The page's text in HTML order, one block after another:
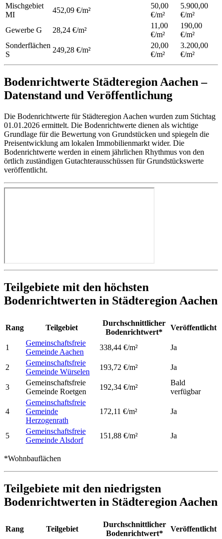
Mischgebiet
MI
452,09 €/m²
50,00
€/m²
5.900,00
€/m²
Gewerbe G 28,24 €/m²
11,00
€/m²
190,00
€/m²
Sonderflächen
S
249,28 €/m²
20,00
€/m²
3.200,00
€/m²
Bodenrichtwerte Städteregion Aachen –
Datenstand und Veröffentlichung
Die Bodenrichtwerte für Städteregion Aachen wurden zum Stichtag
01.01.2026 ermittelt. Die Bodenrichtwerte dienen als wichtige
Grundlage für die Bewertung von Grundstücken und spiegeln die
Preisentwicklung am lokalen Immobilienmarkt wider. Die
Bodenrichtwerte werden in einem jährlichen Rhythmus von den
örtlich zuständigen Gutachterausschüssen für Grundstückswerte
veröffentlicht.
Teilgebiete mit den höchsten
Bodenrichtwerten in Städteregion Aachen
Rang Teilgebiet
Durchschnittlicher
Bodenrichtwert*
Veröffentlicht
1
Gemeinschaftsfreie
Gemeinde Aachen
338,44 €/m² Ja
2
Gemeinschaftsfreie
Gemeinde Würselen
193,72 €/m² Ja
3
Gemeinschaftsfreie
Gemeinde Roetgen
192,34 €/m²
Bald
verfügbar
4
Gemeinschaftsfreie
Gemeinde
Herzogenrath
172,11 €/m² Ja
5
Gemeinschaftsfreie
Gemeinde Alsdorf
151,88 €/m² Ja
*Wohnbauflächen
Teilgebiete mit den niedrigsten
Bodenrichtwerten in Städteregion Aachen
Rang Teilgebiet
Durchschnittlicher
Bodenrichtwert*
Veröffentlicht